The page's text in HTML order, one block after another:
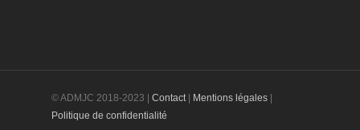
© ADMJC 2018-2023 | Contact| Mentions légales
Politique de confidentialité